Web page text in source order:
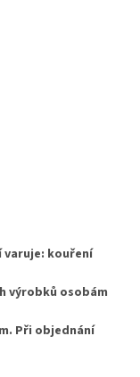
kouření
výrobků osobám
Při objednání